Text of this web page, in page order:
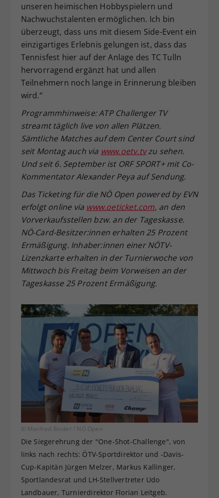
unseren heimischen Hobbyspielern und
Nachwuchstalenten ermöglichen. Ich bin
überzeugt, dass uns mit diesem Side-Event ein
einzigartiges Erlebnis gelungen ist, dass das
Tennisfest hier auf der Anlage des TC Tulln
hervorragend ergänzt hat und allen
Teilnehmern noch lange in Erinnerung bleiben
wird.“
Programmhinweise: ATP Challenger TV
streamt täglich live von allen Plätzen.
Sämtliche Matches auf dem Center Court sind
seit Montag auch via www.oetv.tvzu sehen.
Und seit 6. September ist ORF SPORT+ mit Co-
Kommentator Alexander Peya auf Sendung.
Das Ticketing für die NÖ Open powered by EVN
erfolgt online via www.oeticket.com, an den
Vorverkaufsstellen bzw. an der Tageskasse.
NÖ-Card-Besitzer:innen erhalten 25 Prozent
Ermäßigung. Inhaber:innen einer NÖTV-
Lizenzkarte erhalten in der Turnierwoche von
Mittwoch bis Freitag beim Vorweisen an der
Tageskasse 25 Prozent Ermäßigung.
© Manfred Binder / NÖ Open
Die Siegerehrung der "One-Shot-Challenge", von
links nach rechts: ÖTV-Sportdirektor und -Davis-
Cup-Kapitän Jürgen Melzer, Markus Kallinger,
Sportlandesrat und LH-Stellvertreter Udo
Landbauer, Turnierdirektor Florian Leitgeb.